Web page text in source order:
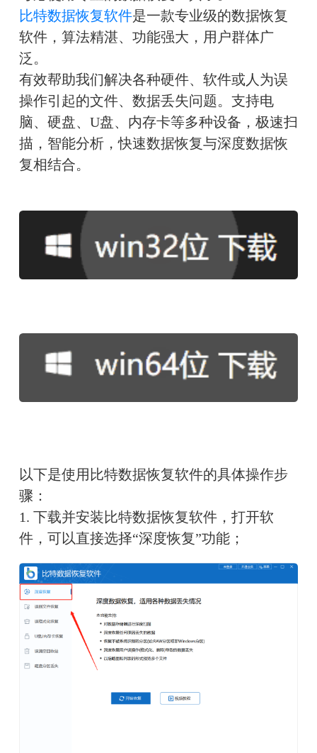
比特数据恢复软件是一款专业级的数据恢复
软件，算法精湛、功能强大，用户群体广
泛。
有效帮助我们解决各种硬件、软件或人为误
操作引起的文件、数据丢失问题。支持电
脑、硬盘、U盘、内存卡等多种设备，极速扫
描，智能分析，快速数据恢复与深度数据恢
复相结合。
以下是使用比特数据恢复软件的具体操作步
骤：
1. 下载并安装比特数据恢复软件，打开软
件，可以直接选择“深度恢复”功能；